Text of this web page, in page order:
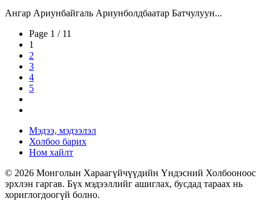
Ангар Ариунбайгаль Ариунболдбаатар Батчулуун...
Page 1 / 11
1
2
3
4
5
Мэдээ, мэдээлэл
Холбоо барих
Ном хайлт
© 2026 Монголын Хараагүйчүүдийн Үндэсний Холбооноос
эрхлэн гаргав. Бүх мэдээллийг ашиглах, бусдад тараах нь
хориглогдоогүй болно.